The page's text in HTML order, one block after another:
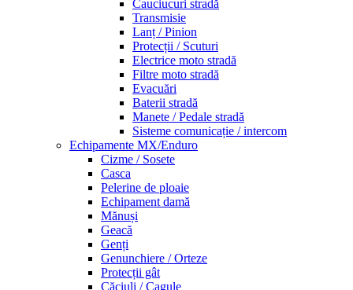
Cauciucuri stradă
Transmisie
Lanț / Pinion
Protecții / Scuturi
Electrice moto stradă
Filtre moto stradă
Evacuări
Baterii stradă
Manete / Pedale stradă
Sisteme comunicație / intercom
Echipamente MX/Enduro
Cizme / Sosete
Casca
Pelerine de ploaie
Echipament damă
Mănuși
Geacă
Genți
Genunchiere / Orteze
Protecții gât
Căciuli / Cagule